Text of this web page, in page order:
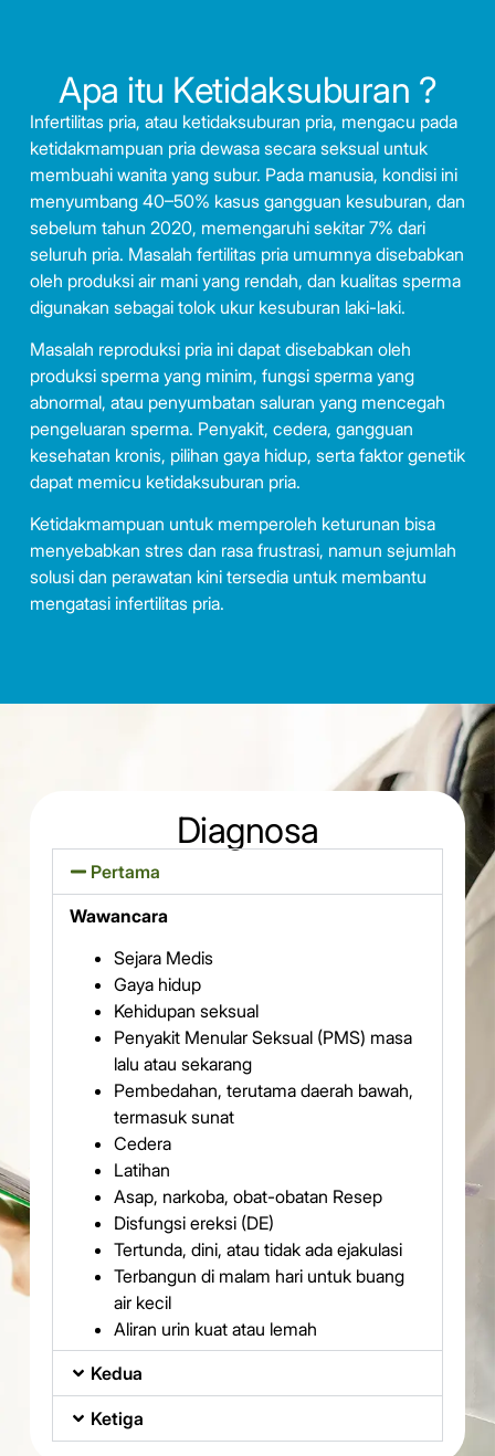
Apa itu Ketidaksuburan ?
Infertilitas pria, atau ketidaksuburan pria, mengacu pada
ketidakmampuan pria dewasa secara seksual untuk
membuahi wanita yang subur. Pada manusia, kondisi ini
menyumbang 40–50% kasus gangguan kesuburan, dan
sebelum tahun 2020, memengaruhi sekitar 7% dari
seluruh pria. Masalah fertilitas pria umumnya disebabkan
oleh produksi air mani yang rendah, dan kualitas sperma
digunakan sebagai tolok ukur kesuburan laki-laki.
Masalah reproduksi pria ini dapat disebabkan oleh
produksi sperma yang minim, fungsi sperma yang
abnormal, atau penyumbatan saluran yang mencegah
pengeluaran sperma. Penyakit, cedera, gangguan
kesehatan kronis, pilihan gaya hidup, serta faktor genetik
dapat memicu ketidaksuburan pria.
Ketidakmampuan untuk memperoleh keturunan bisa
menyebabkan stres dan rasa frustrasi, namun sejumlah
solusi dan perawatan kini tersedia untuk membantu
mengatasi infertilitas pria.
Diagnosa
Pertama
Wawancara
Sejara Medis
Gaya hidup
Kehidupan seksual
Penyakit Menular Seksual (PMS) masa
lalu atau sekarang
Pembedahan, terutama daerah bawah,
termasuk sunat
Cedera
Latihan
Asap, narkoba, obat-obatan Resep
Disfungsi ereksi (DE)
Tertunda, dini, atau tidak ada ejakulasi
Terbangun di malam hari untuk buang
air kecil
Aliran urin kuat atau lemah
Kedua
Ketiga